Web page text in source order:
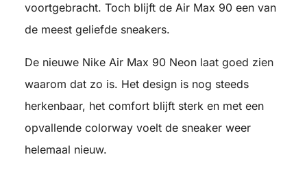
voortgebracht. Toch blijft de Air Max 90 een van
de meest geliefde sneakers.
De nieuwe Nike Air Max 90 Neon laat goed zien
waarom dat zo is. Het design is nog steeds
herkenbaar, het comfort blijft sterk en met een
opvallende colorway voelt de sneaker weer
helemaal nieuw.